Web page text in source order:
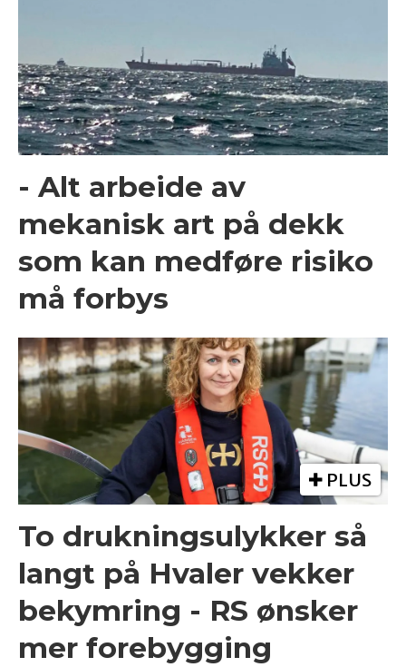
- Alt arbeide av
mekanisk art på dekk
som kan medføre risiko
må forbys
PLUS
To drukningsulykker så
langt på Hvaler vekker
bekymring - RS ønsker
mer forebygging